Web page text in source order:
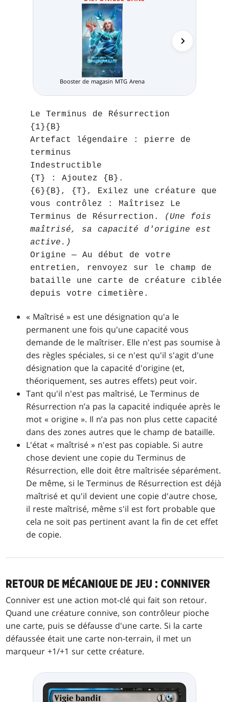
Booster de magasin MTG Arena
Le Terminus de Résurrection
{1}{B}
Artefact légendaire : pierre de
terminus
Indestructible
{T} : Ajoutez {B}.
{6}{B}, {T}, Exilez une créature que
vous contrôlez : Maîtrisez Le
Terminus de Résurrection. (Une fois
maîtrisé, sa capacité d'origine est
active.)
Origine — Au début de votre
entretien, renvoyez sur le champ de
bataille une carte de créature ciblée
depuis votre cimetière.
« Maîtrisé » est une désignation qu'a le
permanent une fois qu'une capacité vous
demande de le maîtriser. Elle n'est pas soumise à
des règles spéciales, si ce n'est qu'il s'agit d'une
désignation que la capacité d'origine (et,
théoriquement, ses autres effets) peut voir.
Tant qu'il n'est pas maîtrisé, Le Terminus de
Résurrection n’a pas la capacité indiquée après le
mot « origine ». Il n’a pas non plus cette capacité
dans des zones autres que le champ de bataille.
L'état « maîtrisé » n'est pas copiable. Si autre
chose devient une copie du Terminus de
Résurrection, elle doit être maîtrisée séparément.
De même, si le Terminus de Résurrection est déjà
maîtrisé et qu'il devient une copie d'autre chose,
il reste maîtrisé, même s'il est fort probable que
cela ne soit pas pertinent avant la fin de cet effet
de copie.
RETOUR DE MÉCANIQUE DE JEU : CONNIVER
Conniver est une action mot-clé qui fait son retour.
Quand une créature connive, son contrôleur pioche
une carte, puis se défausse d'une carte. Si la carte
défaussée était une carte non-terrain, il met un
marqueur +1/+1 sur cette créature.